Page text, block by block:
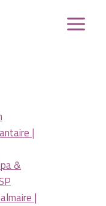
|
&
|